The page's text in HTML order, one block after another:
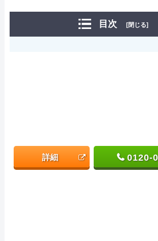
目次 [閉じる]
詳細 0120-